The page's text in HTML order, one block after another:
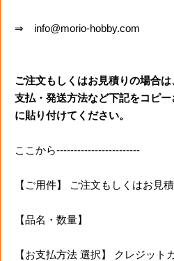
⇒ info@morio-hobby.com
ご注文もしくはお見積りの場合
支払・発送方法など下記をコピー
に貼り付けてください。
ここから------------------------
【ご用件】 ご注文もしくはお見
【品名・数量】
【お支払方法 選択】 クレジット